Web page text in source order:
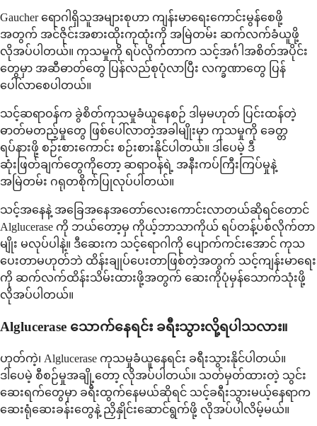
Gaucher ရောဂါရှိသူအများစုဟာ ကျန်းမာရေးကောင်းမွန်စေဖို့
အတွက် အင်ဇိုင်းအစားထိုးကုထုံးကို အမြဲတမ်း ဆက်လက်ခံယူဖို့
လိုအပ်ပါတယ်။ ကုသမှုကို ရပ်လိုက်တာက သင့်အင်္ဂါအစိတ်အပိုင်း
တွေမှာ အဆီဓာတ်တွေ ပြန်လည်စုပုံလာပြီး လက္ခဏာတွေ ပြန်
ပေါ်လာစေပါတယ်။
သင့်ဆရာဝန်က ခွဲစိတ်ကုသမှုခံယူနေစဉ် ဒါမှမဟုတ် ပြင်းထန်တဲ့
ဓာတ်မတည့်မှုတွေ ဖြစ်ပေါ်လာတဲ့အခါမျိုးမှာ ကုသမှုကို ခေတ္တ
ရပ်နားဖို့ စဉ်းစားကောင်း စဉ်းစားနိုင်ပါတယ်။ ဒါပေမဲ့ ဒီ
ဆုံးဖြတ်ချက်တွေကိုတော့ ဆရာဝန်ရဲ့ အနီးကပ်ကြီးကြပ်မှုနဲ့
အမြဲတမ်း ဂရုတစိုက်ပြုလုပ်ပါတယ်။
သင့်အနေနဲ့ အခြေအနေအတော်လေးကောင်းလာတယ်ဆိုရင်တောင်
Alglucerase ကို ဘယ်တော့မှ ကိုယ့်ဘာသာကိုယ် ရပ်တန့်ပစ်လိုက်တာ
မျိုး မလုပ်ပါနဲ့။ ဒီဆေးက သင့်ရောဂါကို ပျောက်ကင်းအောင် ကုသ
ပေးတာမဟုတ်ဘဲ ထိန်းချုပ်ပေးတာဖြစ်တဲ့အတွက် သင့်ကျန်းမာရေး
ကို ဆက်လက်ထိန်းသိမ်းထားဖို့အတွက် ဆေးကိုပုံမှန်သောက်သုံးဖို့
လိုအပ်ပါတယ်။
Alglucerase သောက်နေရင်း ခရီးသွားလို့ရပါသလား။
ဟုတ်ကဲ့၊ Alglucerase ကုသမှုခံယူနေရင်း ခရီးသွားနိုင်ပါတယ်။
ဒါပေမဲ့ စီစဉ်မှုအချို့တော့ လိုအပ်ပါတယ်။ သတ်မှတ်ထားတဲ့ သွင်း
ဆေးရက်တွေမှာ ခရီးထွက်နေမယ်ဆိုရင် သင့်ခရီးသွားမယ့်နေရာက
ဆေးရုံဆေးခန်းတွေနဲ့ ညှိနှိုင်းဆောင်ရွက်ဖို့ လိုအပ်ပါလိမ့်မယ်။